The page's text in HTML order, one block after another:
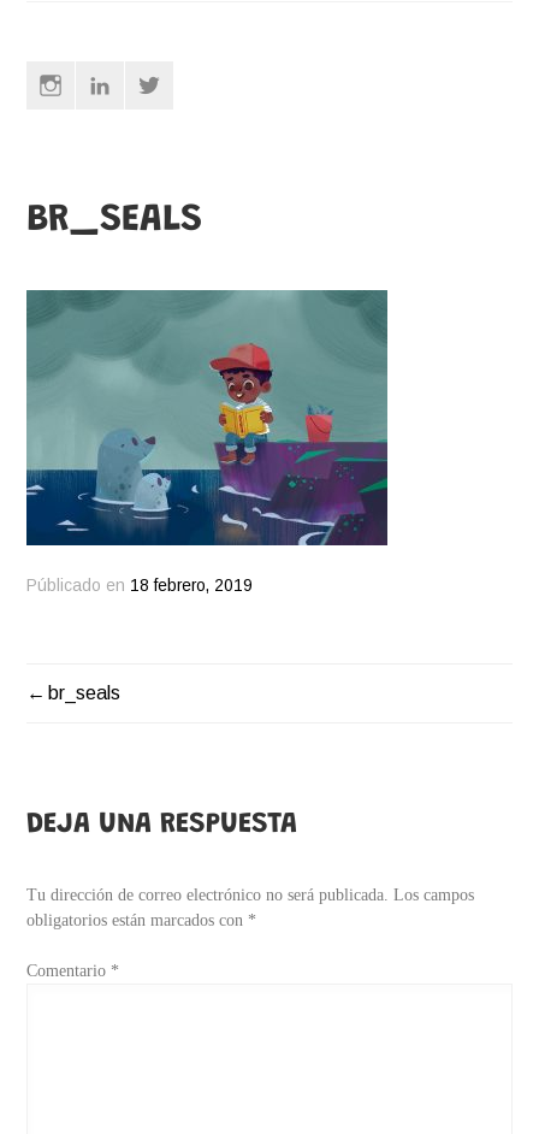
InstagramLinkedin
BR_SEALS
Públicado en 18 febrero, 2019
NAVEGACIÓN
ENTRADAS
br_seals
DEJA UNA RESPUESTA
Tu dirección de correo electrónico no será publicada. Los campos
obligatorios están marcados con *
Comentario *